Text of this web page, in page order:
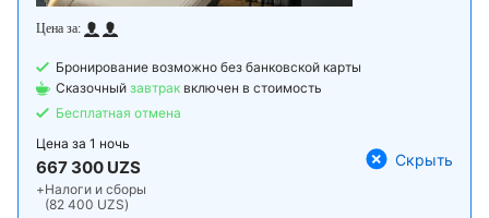
Бронирование возможно без банковской карты
Сказочный завтрак включен в стоимость
Бесплатная отмена
Цена за 1 ночь
667 300 UZS
+Налоги и сборы
(82 400 UZS)
Скрыть